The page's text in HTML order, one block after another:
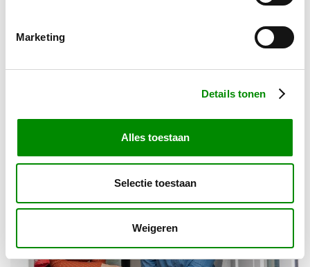
Marketing
Details tonen
Alles toestaan
Selectie toestaan
Weigeren
De gemeente biedt huiseigenaren een gratis
kluscursus aan om de eigen zolder beter te